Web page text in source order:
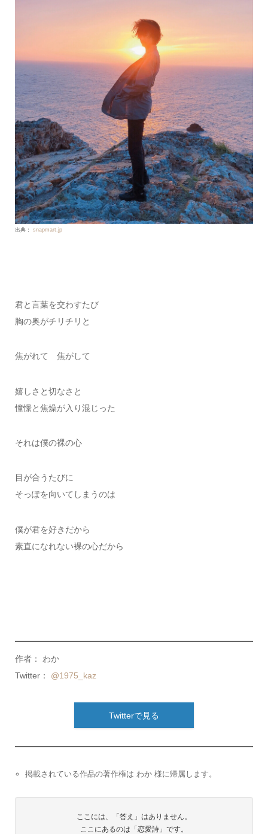
出典： snapmart.jp
君と言葉を交わすたび
胸の奥がチリチリと
焦がれて 焦がして
嬉しさと切なさと
憧憬と焦燥が入り混じった
それは僕の裸の心
目が合うたびに
そっぽを向いてしまうのは
僕が君を好きだから
素直になれない裸の心だから
作者： わか
Twitter： @1975_kaz
Twitterで見る
掲載されている作品の著作権は わか 様に帰属します。
ここには、「答え」はありません。
ここにあるのは「恋愛詩」です。